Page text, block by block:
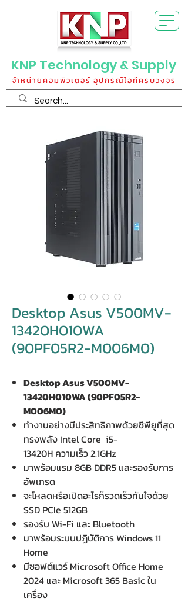
KNP Technology & Supply
จำหน่ายคอมพิวเตอร์ อุปกรณ์ไอทีครบวงจร
Desktop Asus V500MV-
13420H010WA
(90PF05R2-M006M0)
Desktop Asus V500MV-
13420H010WA (90PF05R2-
M006M0)
ทำงานอย่างมีประสิทธิภาพด้วยซีพียูที่สุด
ทรงพลัง Intel Core i5-
13420H ความเร็ว 2.1GHz
มาพร้อมแรม 8GB DDR5 และรองรับการ
อัพเกรด
จะโหลดหรือเปิดอะไรก็รวดเร็วทันใจด้วย
SSD PCIe 512GB
รองรับ Wi-Fi และ Bluetooth
มาพร้อมระบบปฏิบัติการ Windows 11
Home
มีซอฟต์แวร์ Microsoft Office Home
2024 และ Microsoft 365 Basic ใน
เครื่อง